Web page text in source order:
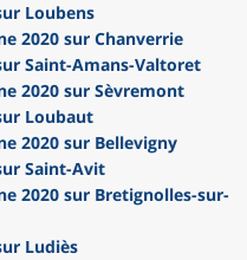
Loubens
2020 sur Chanverrie
Saint-Amans-Valtoret
2020 sur Sèvremont
Loubaut
2020 sur Bellevigny
Saint-Avit
2020 sur Bretignolles-sur-
Ludiès